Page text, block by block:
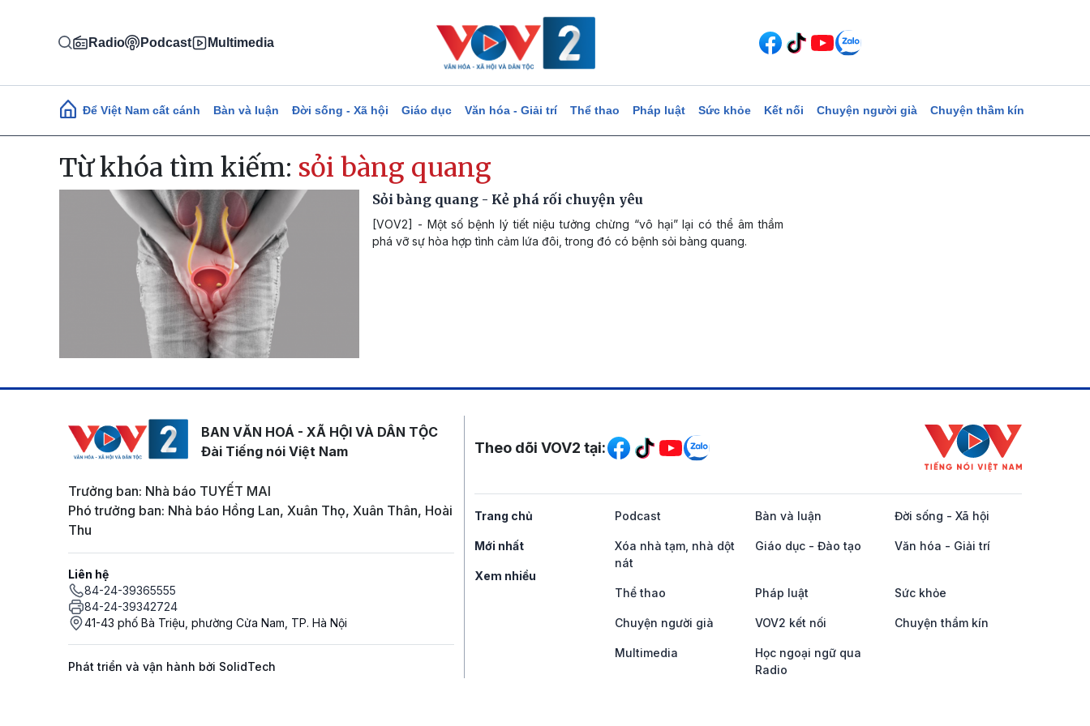
Radio Podcast Multimedia
Main navigation
Để Việt Nam cất cánh Bàn và luận Đời sống - Xã hội Giáo dục Văn hóa - Giải trí Thể thao Pháp luật Sức khỏe Kết nối Chuyện người già Chuyện thầm kín
Từ khóa tìm kiếm: sỏi bàng quang
Sỏi bàng quang - Kẻ phá rối chuyện yêu
[VOV2] - Một số bệnh lý tiết niệu tưởng chừng “vô hại” lại có thể âm thầm
phá vỡ sự hòa hợp tình cảm lứa đôi, trong đó có bệnh sỏi bàng quang.
BAN VĂN HOÁ - XÃ HỘI VÀ DÂN TỘC
Đài Tiếng nói Việt Nam
Trưởng ban: Nhà báo TUYẾT MAI
Phó trưởng ban: Nhà báo Hồng Lan, Xuân Thọ, Xuân Thân, Hoài
Thu
Liên hệ
84-24-39365555
84-24-39342724
41-43 phố Bà Triệu, phường Cửa Nam, TP. Hà Nội
Phát triển và vận hành bởi SolidTech
Mạng xã hội
Theo dõi VOV2 tại:
Trang chủ
Mới nhất
Xem nhiều
Podcast Bàn và luận Đời sống - Xã hội
Xóa nhà tạm, nhà dột
nát
Giáo dục - Đào tạo Văn hóa - Giải trí
Thể thao Pháp luật Sức khỏe
Chuyện người già VOV2 kết nối Chuyện thầm kín
Multimedia
Học ngoại ngữ qua
Radio